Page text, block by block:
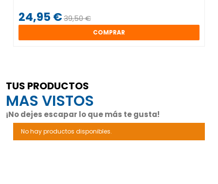
24,95 €39,50 €
COMPRAR
TUS PRODUCTOS
MAS VISTOS
¡No dejes escapar lo que más te gusta!
No hay productos disponibles.